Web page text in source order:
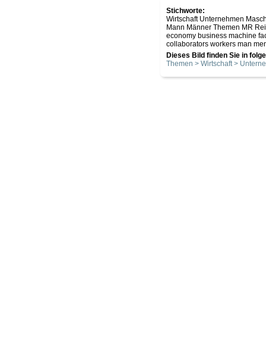
Stichworte:
Wirtschaft Unternehmen
Mann Männer Themen MR
economy business machine
collaborators workers man
Dieses Bild finden Sie in
Themen > Wirtschaft >